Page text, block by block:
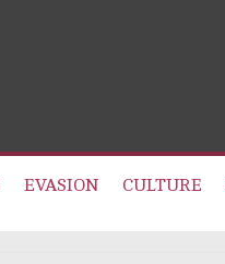
EVASION CULTURE